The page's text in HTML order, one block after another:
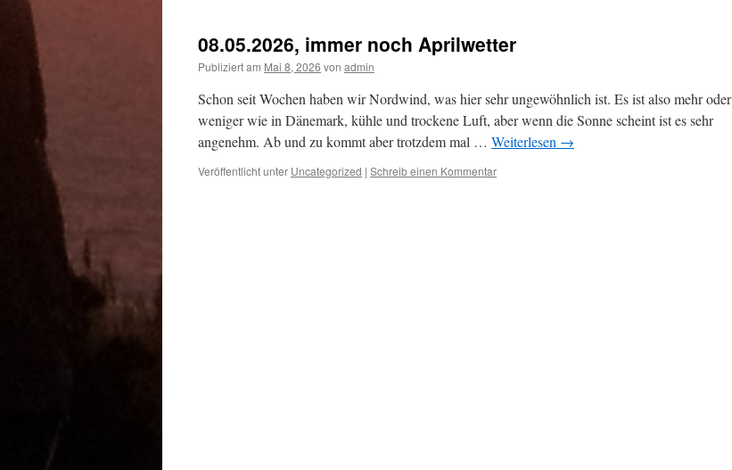
08.05.2026, immer noch Aprilwetter
Publiziert am Mai 8, 2026 von admin
Schon seit Wochen haben wir Nordwind, was hier sehr ungewöhnlich ist. Es ist also mehr oder
weniger wie in Dänemark, kühle und trockene Luft, aber wenn die Sonne scheint ist es sehr
angenehm. Ab und zu kommt aber trotzdem mal … Weiterlesen →
Veröffentlicht unter Uncategorized | Schreib einen Kommentar